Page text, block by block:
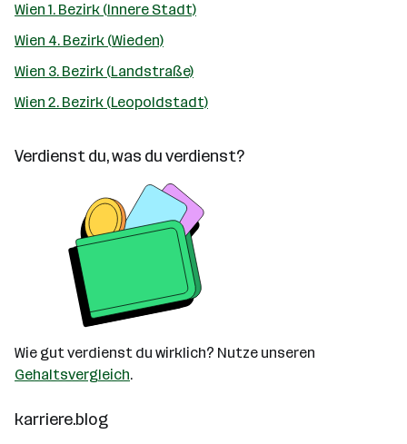
Wien 1. Bezirk (Innere Stadt)
Wien 4. Bezirk (Wieden)
Wien 3. Bezirk (Landstraße)
Wien 2. Bezirk (Leopoldstadt)
Verdienst du, was du verdienst?
Wie gut verdienst du wirklich? Nutze unseren
Gehaltsvergleich.
karriere.blog